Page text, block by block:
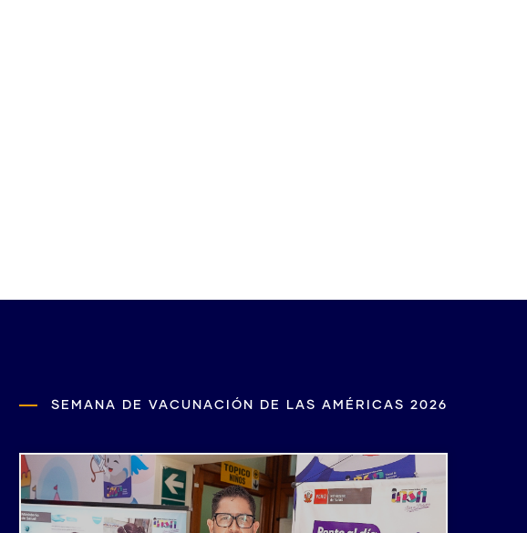
SEMANA DE VACUNACIÓN DE LAS AMÉRICAS 2026